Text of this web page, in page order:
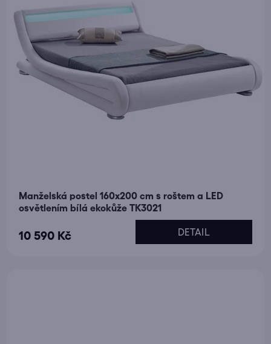
Manželská postel 160x200 cm s roštem a LED
osvětlením bílá ekokůže TK3021
10 590 Kč DETAIL